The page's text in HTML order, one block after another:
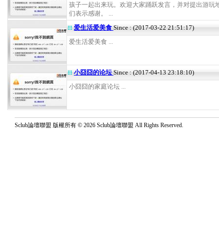
孩子一起出来玩。欢迎大家踊跃发言，并对提出游玩
们表示感谢。 ...
爱生活爱美食 Since : (2017-03-22 21:51:17)
爱生活爱美食 ...
小囧囧的论坛Since : (2017-04-13 23:18:10)
小囧囧的家庭论坛 ...
Sclub論壇聯盟 版權所有 © 2026 Sclub論壇聯盟 All Rights Reserved.